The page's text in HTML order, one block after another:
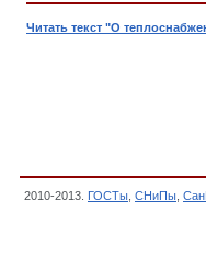
Читать текст "О
2010-2013. ГОСТы СНиПы